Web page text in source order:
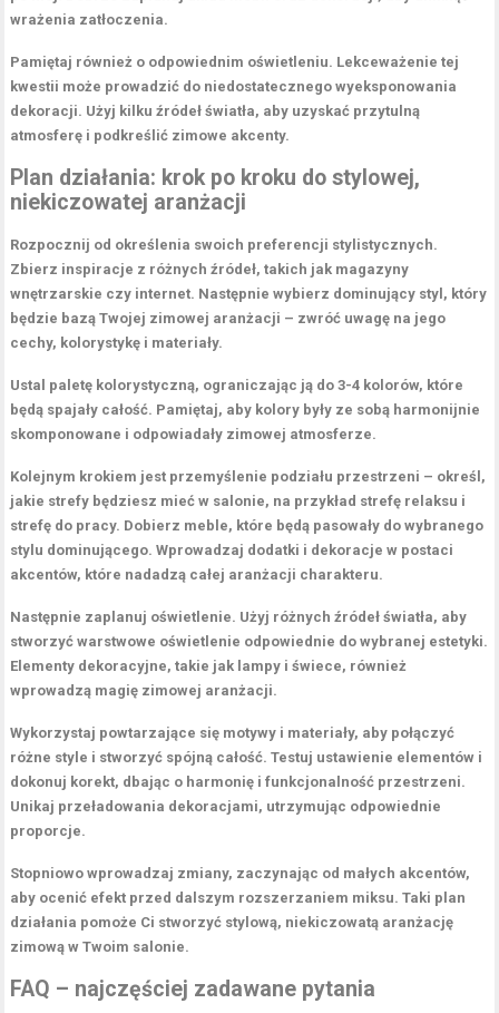
wrażenia zatłoczenia.
Pamiętaj również o odpowiednim oświetleniu. Lekceważenie tej
kwestii może prowadzić do niedostatecznego wyeksponowania
dekoracji. Użyj kilku źródeł światła, aby uzyskać przytulną
atmosferę i podkreślić zimowe akcenty.
Plan działania: krok po kroku do stylowej,
niekiczowatej aranżacji
Rozpocznij od określenia swoich preferencji stylistycznych.
Zbierz inspiracje z różnych źródeł, takich jak magazyny
wnętrzarskie czy internet. Następniewybierz dominujący styl , który
będzie bazą Twojej zimowej aranżacji – zwróć uwagę na jego
cechy, kolorystykę i materiały.
Ustal paletę kolorystyczną, ograniczając ją do 3-4 kolorów, które
będą spajały całość. Pamiętaj, aby kolory były ze sobą harmonijnie
skomponowane i odpowiadały zimowej atmosferze.
Kolejnym krokiem jest przemyślenie podziału przestrzeni – określ,
jakie strefy będziesz mieć w salonie, na przykład strefę relaksu i
strefę do pracy. Dobierz meble, które będą pasowały do wybranego
stylu dominującego. Wprowadzaj dodatki i dekoracje w postaci
akcentów, które nadadzą całej aranżacji charakteru.
Następnie zaplanuj oświetlenie. Użyj różnych źródeł światła, aby
stworzyć warstwowe oświetlenie odpowiednie do wybranej estetyki.
Elementy dekoracyjne, takie jak lampy i świece, również
wprowadzą magię zimowej aranżacji.
Wykorzystaj powtarzające się motywy i materiały, aby połączyć
różne style i stworzyć spójną całość. Testuj ustawienie elementów i
dokonuj korekt, dbając o harmonię i funkcjonalność przestrzeni.
Unikaj przeładowania dekoracjami, utrzymując odpowiednie
proporcje.
Stopniowo wprowadzaj zmiany, zaczynając od małych akcentów,
aby ocenić efekt przed dalszym rozszerzaniem miksu. Taki plan
działania pomoże Ci stworzyć stylową, niekiczowatą aranżację
zimową w Twoim salonie.
FAQ – najczęściej zadawane pytania